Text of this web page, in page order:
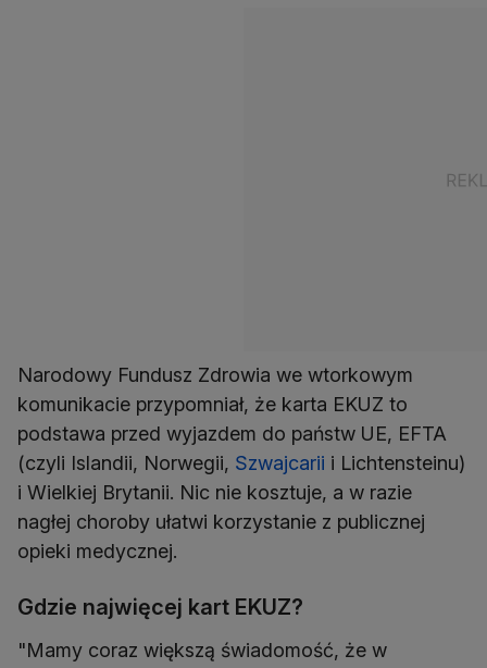
Narodowy Fundusz Zdrowia we wtorkowym
komunikacie przypomniał, że karta EKUZ to
podstawa przed wyjazdem do państw UE, EFTA
(czyli Islandii, Norwegii, Szwajcarii i Lichtensteinu)
i Wielkiej Brytanii. Nic nie kosztuje, a w razie
nagłej choroby ułatwi korzystanie z publicznej
opieki medycznej.
Gdzie najwięcej kart EKUZ?
"Mamy coraz większą świadomość, że w